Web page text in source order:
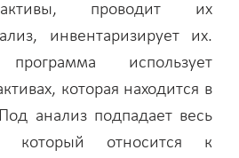
проводит их
инвентаризирует их.
использует
которая находится в
анализ подпадает весь
который относится к